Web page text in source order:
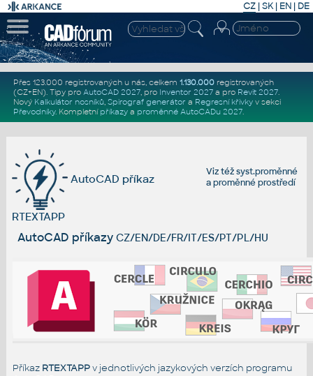
CZ | SK| EN | DE
Přes 123.000 registrovaných u nás, celkem 1.130.000registrovaných
(CZ+EN). Tipy pro AutoCAD 2027, pro Inventor 2027a pro Revit 2027.
Nový Kalkulátor nosníků, Spirograf generátor a Regresní křivkyv sekci
Převodníky. Kompletní příkazya proměnné AutoCADu 2027.
Viz téžsyst.proměnné
aproměnné prostředí
AutoCAD příkaz
RTEXTAPP
AutoCAD příkazy CZ/EN/DE/FR/IT/ES/PT/PL/HU
Příkaz RTEXTAPPv jednotlivých jazykových verzích programu